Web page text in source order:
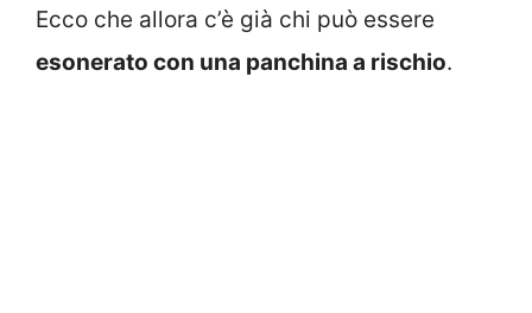
Ecco che allora c’è già chi può essere
esonerato con una panchina a rischio.